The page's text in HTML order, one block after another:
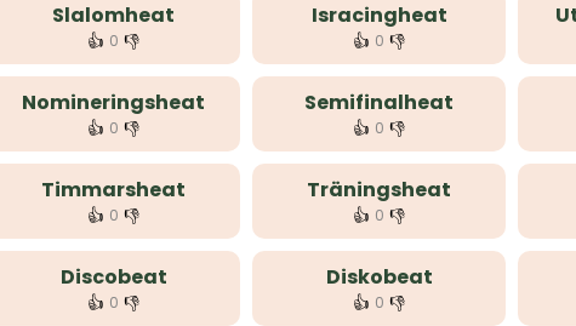
Slalomheat
👍 0 👎
Isracingheat
👍 0 👎
Nomineringsheat
👍 0 👎
Semifinalheat
👍 0 👎
Timmarsheat
👍 0 👎
Träningsheat
👍 0 👎
Discobeat
👍 0 👎
Diskobeat
👍 0 👎